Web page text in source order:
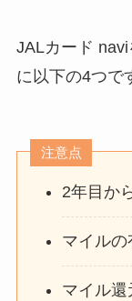
JALカード
に以下の4つで
注意点
2年目か
マイルの
マイル還